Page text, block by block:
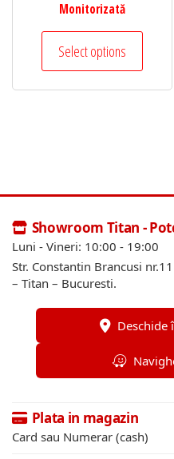
Monitorizată
Select options
Showroom Titan -
Luni - Vineri: 10:00 - 19:00
Str. Constantin Brancusi
– Titan – Bucuresti.
Deschide
Plata in magazin
Card sau Numerar (cash)